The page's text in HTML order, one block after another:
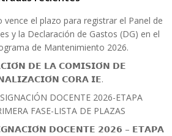
vence el plazo para registrar el Panel de
y la Declaración de Gastos (DG) en el
de Mantenimiento 2026.
𝗗𝗘 𝗟𝗔 𝗖𝗢𝗠𝗜𝗦𝗜𝗢́𝗡 𝗗𝗘
𝗖𝗢𝗥𝗔 𝗜𝗘.
DOCENTE 2026-ETAPA
FASE-LISTA DE PLAZAS
𝗗𝗢𝗖𝗘𝗡𝗧𝗘 𝟮𝟬𝟮𝟲 – 𝗘𝗧𝗔𝗣𝗔